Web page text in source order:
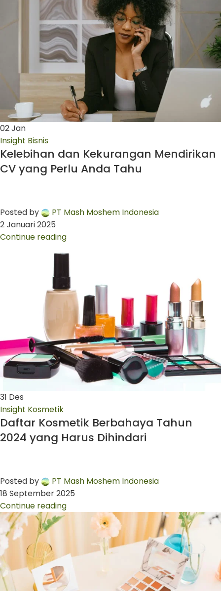
02Jan
Insight Bisnis
Kelebihan dan Kekurangan Mendirikan
CV yang Perlu Anda Tahu
Posted by
PT Mash Moshem Indonesia
2 Januari 2025
Continue reading
31 Des
Insight Kosmetik
Daftar Kosmetik Berbahaya Tahun
2024 yang Harus Dihindari
Posted by
PT Mash Moshem Indonesia
18 September 2025
Continue reading